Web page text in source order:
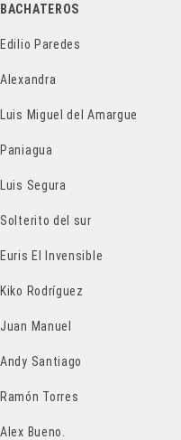
BACHATEROS
Edilio Paredes
Alexandra
Luis Miguel del Amargue
Paniagua
Luis Segura
Solterito del sur
Euris El Invensible
Kiko Rodríguez
Juan Manuel
Andy Santiago
Ramón Torres
Alex Bueno.